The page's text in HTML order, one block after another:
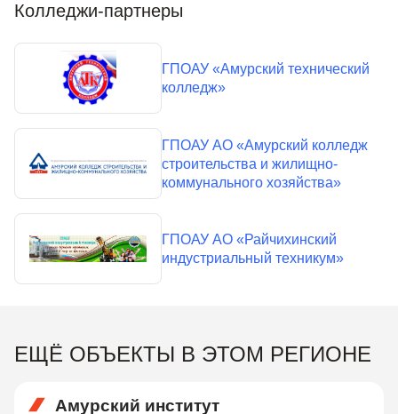
Колледжи-партнеры
ГПОАУ «Амурский технический
колледж»
ГПОАУ АО «Амурский колледж
строительства и жилищно-
коммунального хозяйства»
ГПОАУ АО «Райчихинский
индустриальный техникум»
ЕЩЁ ОБЪЕКТЫ В ЭТОМ РЕГИОНЕ
Амурский институт